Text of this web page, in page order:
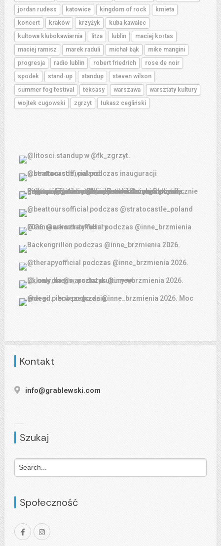
jordan rudess
katowice kingdom of rock
kmieta
koncert
kraków krzyżyk
kuba kawalec
kultowa klubokawiarnia
litza lublin
maciej kortas
maciej ramisz
marek raduli michał bąk
mike mangini
progresja
radio lublin robert friedrich
rose de noir
spodek
stand-up standup
steven wilson
summer fog festival
teksasy warszawa
warsztaty kultury
wojtek cugowski
zgrzyt łukasz cegliński
Kontakt
info@grablewski.com
Szukaj
Społeczność